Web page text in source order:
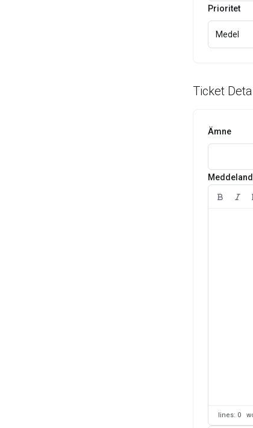
Prioritet
Medel
Ticket
Ämne
lines: 0